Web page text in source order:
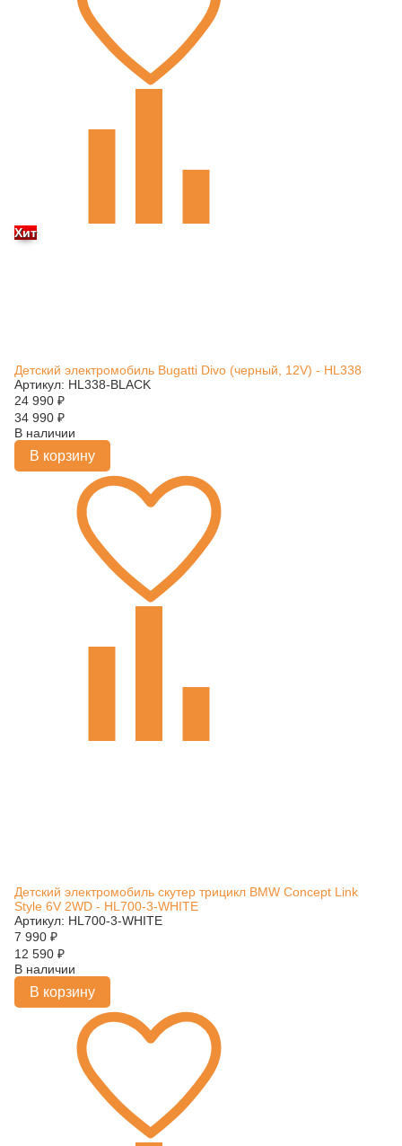
Хит
Детский электромобиль Bugatti Divo (черный, 12V) - HL338
Артикул: HL338-BLACK
24 990 ₽
34 990 ₽
В наличии
В корзину
Детский электромобиль скутер трицикл BMW Concept Link
Style 6V 2WD - HL700-3-WHITE
Артикул: HL700-3-WHITE
7 990 ₽
12 590 ₽
В наличии
В корзину